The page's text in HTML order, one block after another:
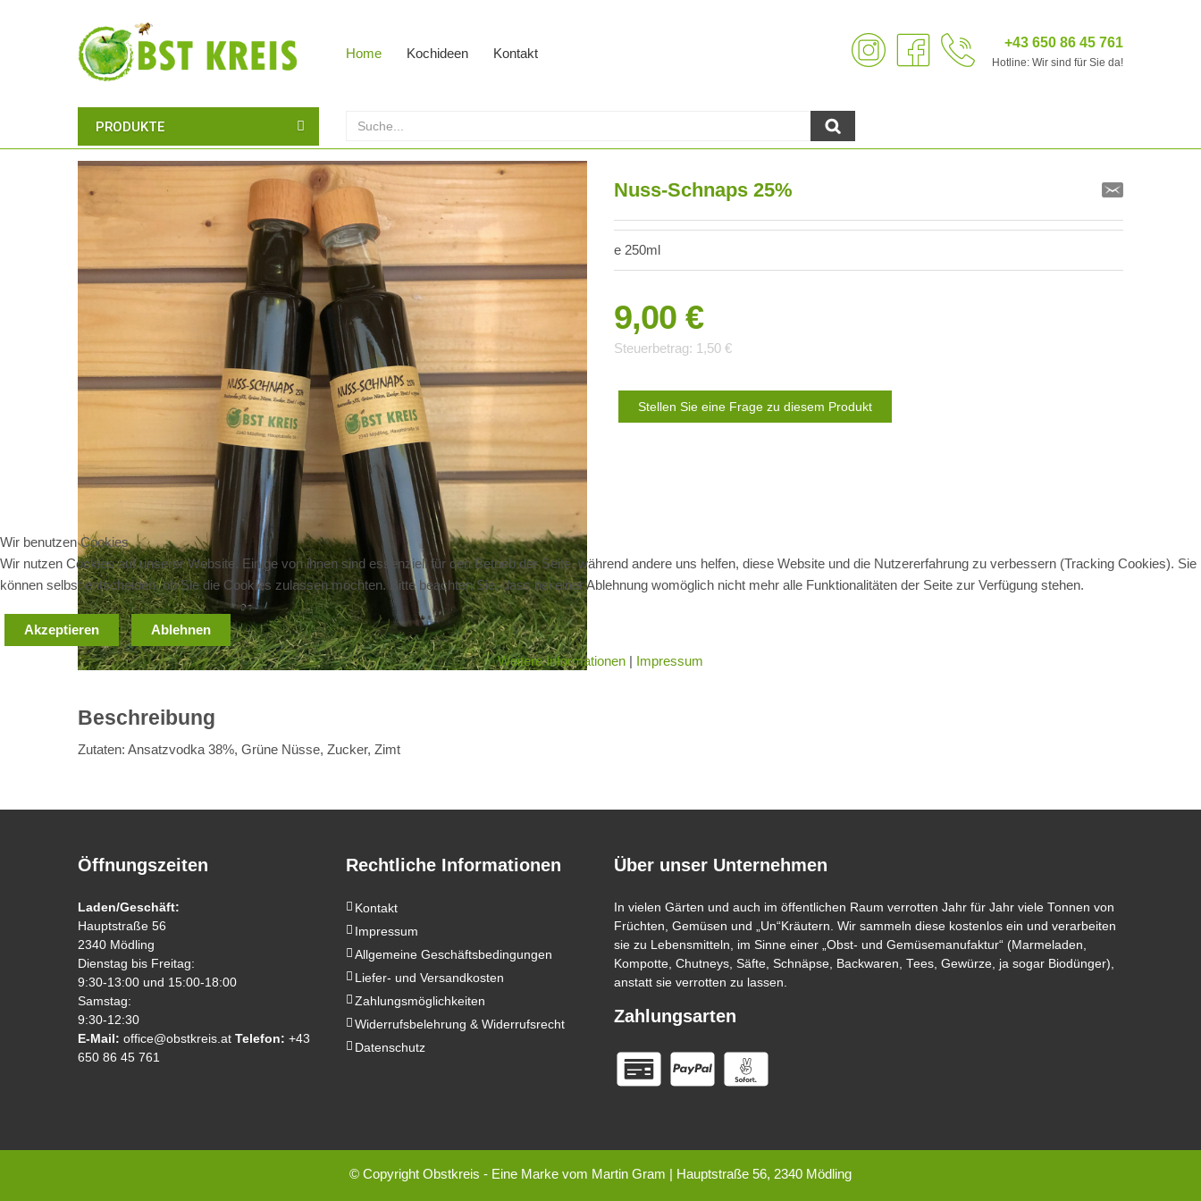
Home Kochideen Kontakt
+43 650 86 45 761
Hotline: Wir sind für Sie da!
PRODUKTE
Nuss-Schnaps 25%
e 250ml
9,00 €
Steuerbetrag: 1,50 €
Stellen Sie eine Frage zu diesem Produkt
Beschreibung
Zutaten: Ansatzvodka 38%, Grüne Nüsse, Zucker, Zimt
Öffnungszeiten
Laden/Geschäft:
Hauptstraße 56
2340 Mödling
Dienstag bis Freitag:
9:30-13:00 und 15:00-18:00
Samstag:
9:30-12:30
E-Mail: office@obstkreis.at Telefon: +43
650 86 45 761
Rechtliche Informationen
Kontakt
Impressum
Allgemeine Geschäftsbedingungen
Liefer- und Versandkosten
Zahlungsmöglichkeiten
Widerrufsbelehrung & Widerrufsrecht
Datenschutz
Über unser Unternehmen
In vielen Gärten und auch im öffentlichen Raum verrotten Jahr für Jahr viele Tonnen von
Früchten, Gemüsen und „Un“Kräutern. Wir sammeln diese kostenlos ein und verarbeiten
sie zu Lebensmitteln, im Sinne einer „Obst- und Gemüsemanufaktur“ (Marmeladen,
Kompotte, Chutneys, Säfte, Schnäpse, Backwaren, Tees, Gewürze, ja sogar Biodünger),
anstatt sie verrotten zu lassen.
Zahlungsarten
© Copyright Obstkreis - Eine Marke vom Martin Gram | Hauptstraße 56, 2340 Mödling
Wir benutzen Cookies
Wir nutzen Cookies auf unserer Website. Einige von ihnen sind essenziell für den Betrieb der Seite, während andere uns helfen, diese Website und die Nutzererfahrung zu verbessern (Tracking Cookies). Sie
können selbst entscheiden, ob Sie die Cookies zulassen möchten. Bitte beachten Sie, dass bei einer Ablehnung womöglich nicht mehr alle Funktionalitäten der Seite zur Verfügung stehen.
Akzeptieren Ablehnen
Weitere Informationen | Impressum